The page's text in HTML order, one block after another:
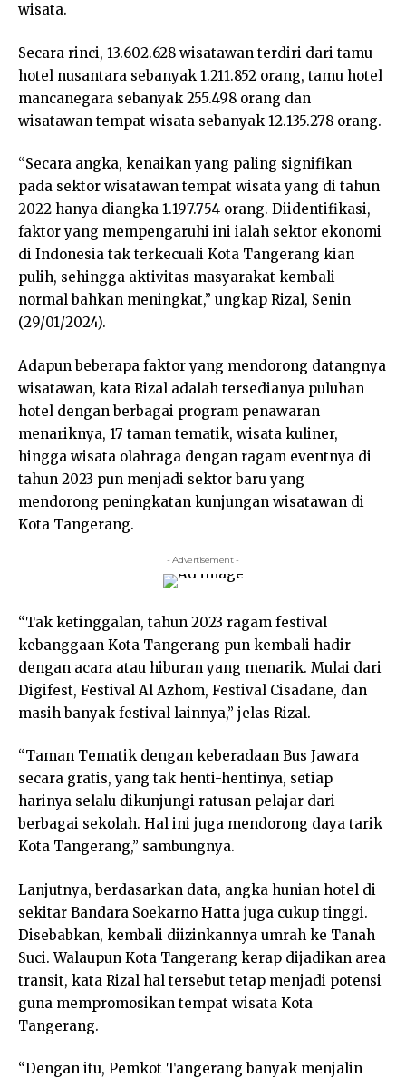
wisata.
Secara rinci, 13.602.628 wisatawan terdiri dari tamu
hotel nusantara sebanyak 1.211.852 orang, tamu hotel
mancanegara sebanyak 255.498 orang dan
wisatawan tempat wisata sebanyak 12.135.278 orang.
“Secara angka, kenaikan yang paling signifikan
pada sektor wisatawan tempat wisata yang di tahun
2022 hanya diangka 1.197.754 orang. Diidentifikasi,
faktor yang mempengaruhi ini ialah sektor ekonomi
di Indonesia tak terkecuali Kota Tangerang kian
pulih, sehingga aktivitas masyarakat kembali
normal bahkan meningkat,” ungkap Rizal, Senin
(29/01/2024).
Adapun beberapa faktor yang mendorong datangnya
wisatawan, kata Rizal adalah tersedianya puluhan
hotel dengan berbagai program penawaran
menariknya, 17 taman tematik, wisata kuliner,
hingga wisata olahraga dengan ragam eventnya di
tahun 2023 pun menjadi sektor baru yang
mendorong peningkatan kunjungan wisatawan di
Kota Tangerang.
- Advertisement -
“Tak ketinggalan, tahun 2023 ragam festival
kebanggaan Kota Tangerang pun kembali hadir
dengan acara atau hiburan yang menarik. Mulai dari
Digifest, Festival Al Azhom, Festival Cisadane, dan
masih banyak festival lainnya,” jelas Rizal.
“Taman Tematik dengan keberadaan Bus Jawara
secara gratis, yang tak henti-hentinya, setiap
harinya selalu dikunjungi ratusan pelajar dari
berbagai sekolah. Hal ini juga mendorong daya tarik
Kota Tangerang,” sambungnya.
Lanjutnya, berdasarkan data, angka hunian hotel di
sekitar Bandara Soekarno Hatta juga cukup tinggi.
Disebabkan, kembali diizinkannya umrah ke Tanah
Suci. Walaupun Kota Tangerang kerap dijadikan area
transit, kata Rizal hal tersebut tetap menjadi potensi
guna mempromosikan tempat wisata Kota
Tangerang.
“Dengan itu, Pemkot Tangerang banyak menjalin